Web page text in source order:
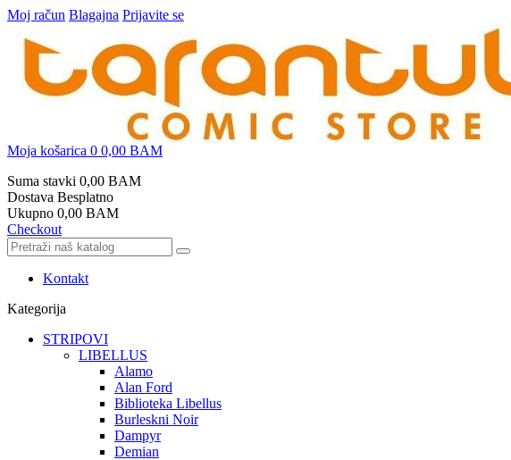
Moj račun Blagajna Prijavite se
Moja košarica 0 0,00 BAM
Suma stavki 0,00 BAM
Dostava Besplatno
Ukupno 0,00 BAM
Checkout
Kontakt
Kategorija
STRIPOVI
LIBELLUS
Alamo
Alan Ford
Biblioteka Libellus
Burleskni Noir
Dampyr
Demian